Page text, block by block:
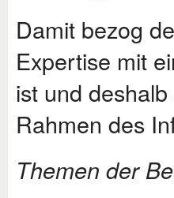
Damit bezog
Expertise mit
ist und
Rahmen des
Themen der